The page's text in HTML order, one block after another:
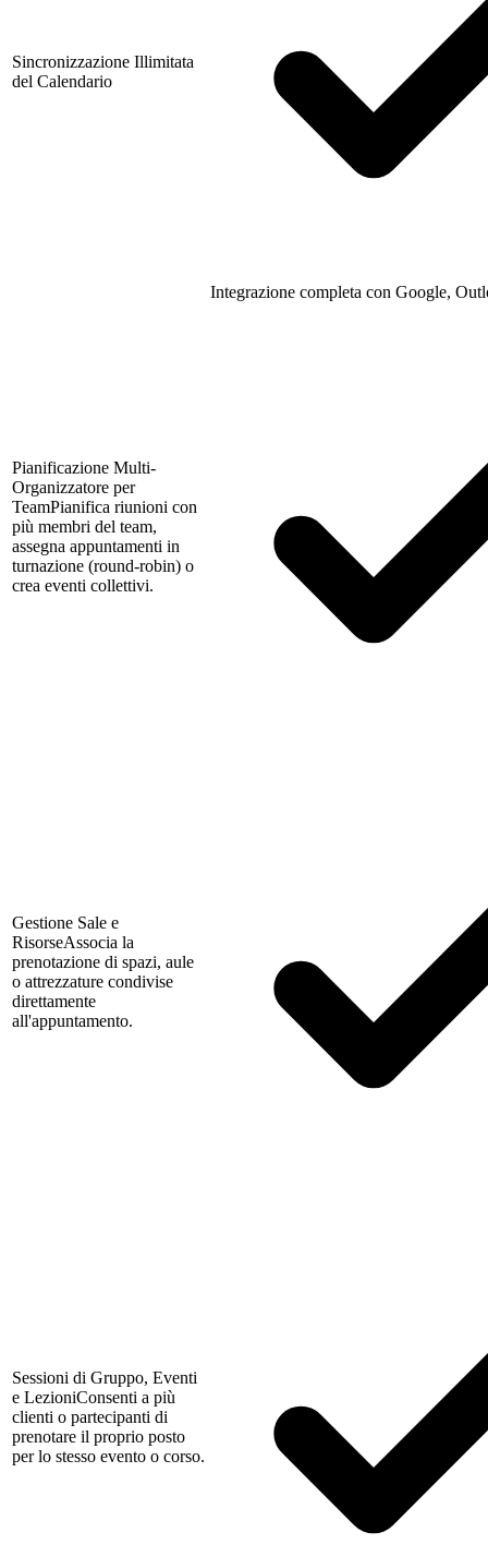
Sincronizzazione Illimitata
del Calendario
Integrazione completa con Google,
Pianificazione Multi-
Organizzatore per
TeamPianifica riunioni con
più membri del team,
assegna appuntamenti in
turnazione (round-robin) o
crea eventi collettivi.
Gestione Sale e
RisorseAssocia la
prenotazione di spazi, aule
o attrezzature condivise
direttamente
all'appuntamento.
Sessioni di Gruppo, Eventi
e LezioniConsenti a più
clienti o partecipanti di
prenotare il proprio posto
per lo stesso evento o corso.